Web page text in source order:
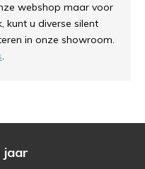
webshop maar voor
kunt u diverse silent
in onze showroom.
.
jaar